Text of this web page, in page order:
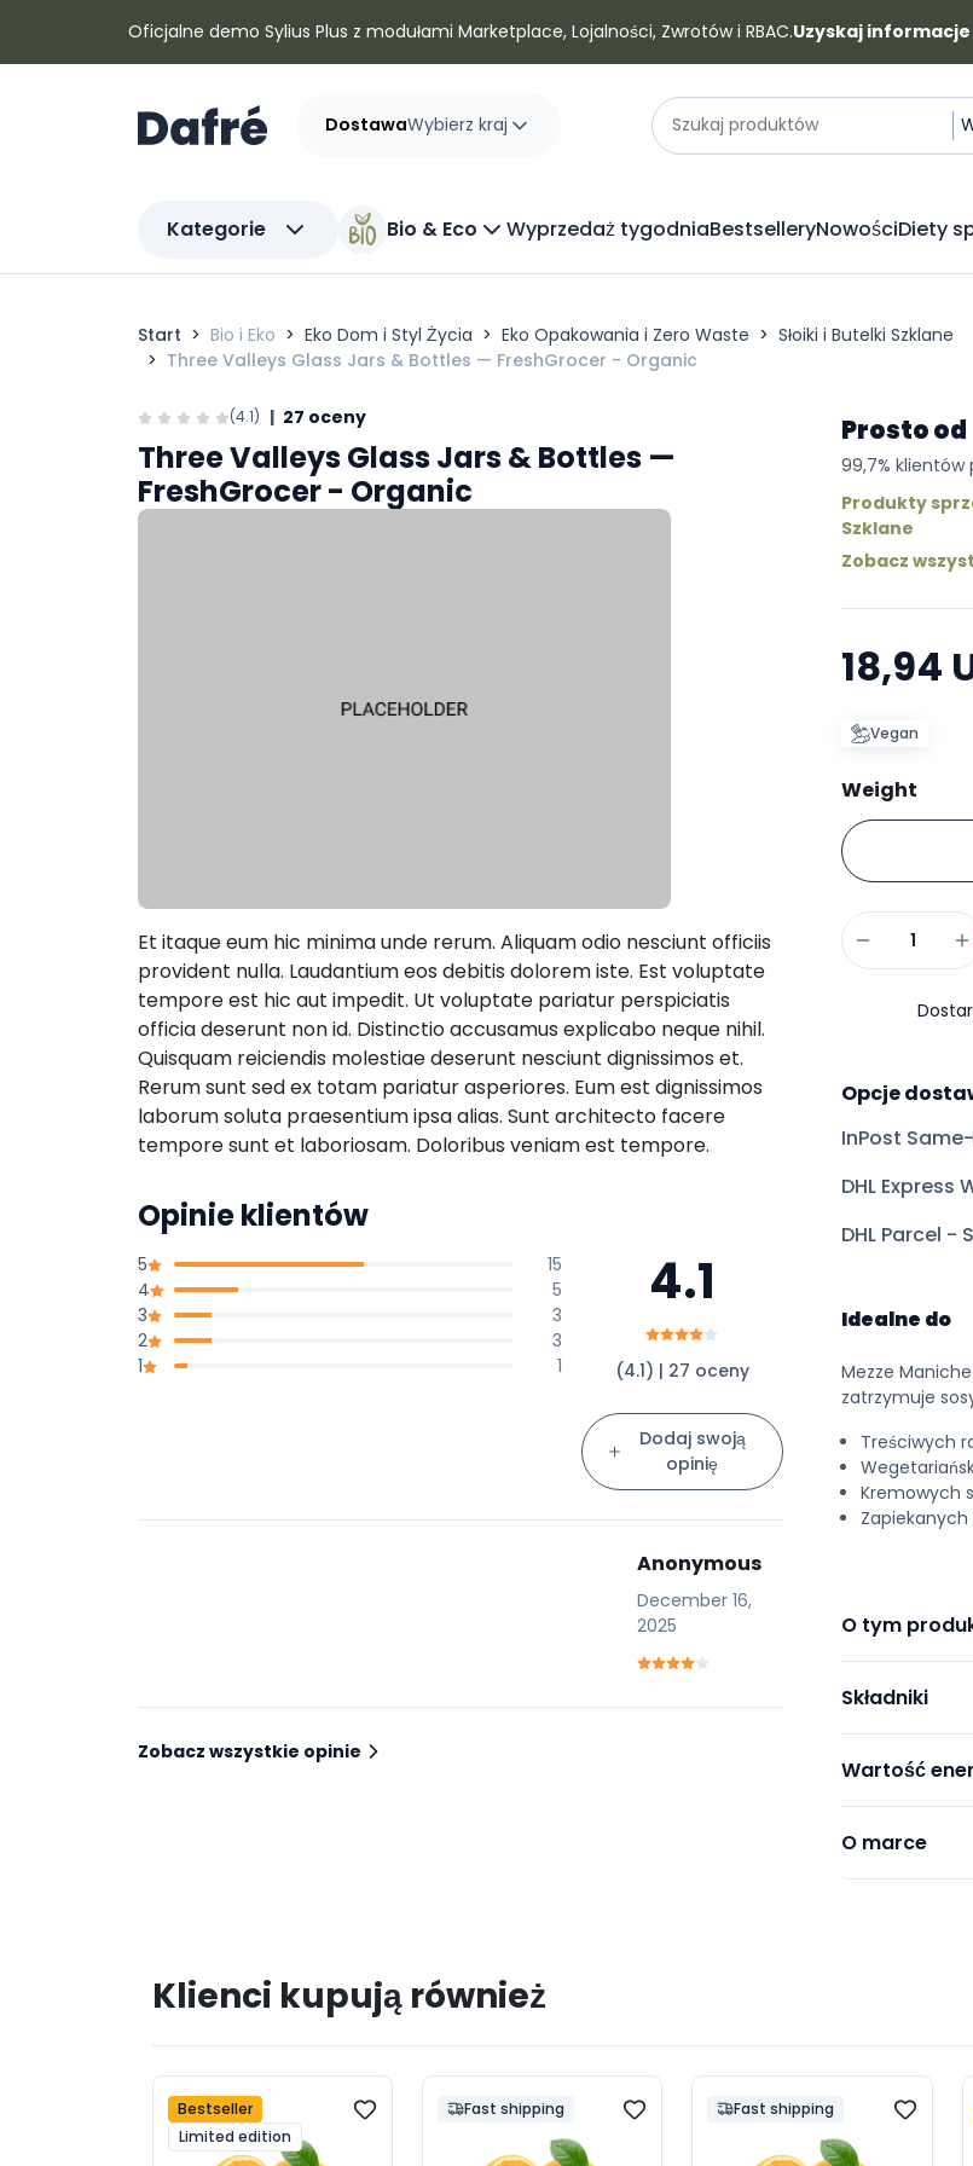
DafreOficjalne demo Sylius Plus z modułami Marketplace, Lojalności, Zwrotów i RBAC.Uzyskaj
DostawaWybierz kraj Szukaj produktów
Kategorie Bio & Eco Wyprzedaż tygodniaBestselleryNowościDiety
Start Bio i Eko Eko Dom i Styl Życia Eko Opakowania i Zero Waste
Słoiki i Butelki Szklane
Three Valleys Glass Jars & Bottles — FreshGrocer - Organic
Prosto od
99,7%
Produkty
Szklane
Zobacz
18,94
Vegan
Weight
Opcje
InPost
DHL Express
DHL Parcel -
Idealne do
Mezze
zatrzymuje
Treściwych
Kremowych
O tym
Składniki
Wartość
O marce
(4.1) | 27 oceny
Three Valleys Glass Jars & Bottles —
FreshGrocer - Organic
Et itaque eum hic minima unde rerum. Aliquam odio nesciunt officiis
provident nulla. Laudantium eos debitis dolorem iste. Est voluptate
tempore est hic aut impedit. Ut voluptate pariatur perspiciatis
officia deserunt non id. Distinctio accusamus explicabo neque nihil.
Quisquam reiciendis molestiae deserunt nesciunt dignissimos et.
Rerum sunt sed ex totam pariatur asperiores. Eum est dignissimos
laborum soluta praesentium ipsa alias. Sunt architecto facere
tempore sunt et laboriosam. Doloribus veniam est tempore.
Opinie klientów
5
15
4
5
3
3
2
3
1
1
4.1
(4.1) | 27 oceny
Dodaj swoją
opinię
Anonymous
December 16,
2025
Zobacz wszystkie opinie
Klienci kupują również
Bestseller
Limited edition
Fast shipping Fast shipping